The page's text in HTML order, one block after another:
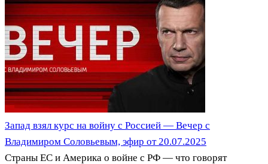
Запад взял курс на войну с Россией — Вечер с
Владимиром Соловьевым, эфир от 20.07.2025
Страны ЕС и Америка о войне с РФ — что говорят